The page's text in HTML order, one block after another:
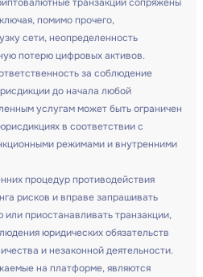
помимо прочего,
сети, неопределенность
потерю цифровых активов.
за соблюдение
до начала любой
услугам может быть ограничен
в соответствии с
режимами и внутренними
процедур противодействия
рисков и вправе запрашивать
приостанавливать транзакции,
юридических обязательств
и незаконной деятельности.
на платформе, являются